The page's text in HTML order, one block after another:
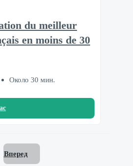
du meilleur
en moins de 30
Около 30 мин.
Вперед